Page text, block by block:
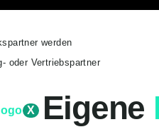
werden
oder Vertriebspartner
X Eigene